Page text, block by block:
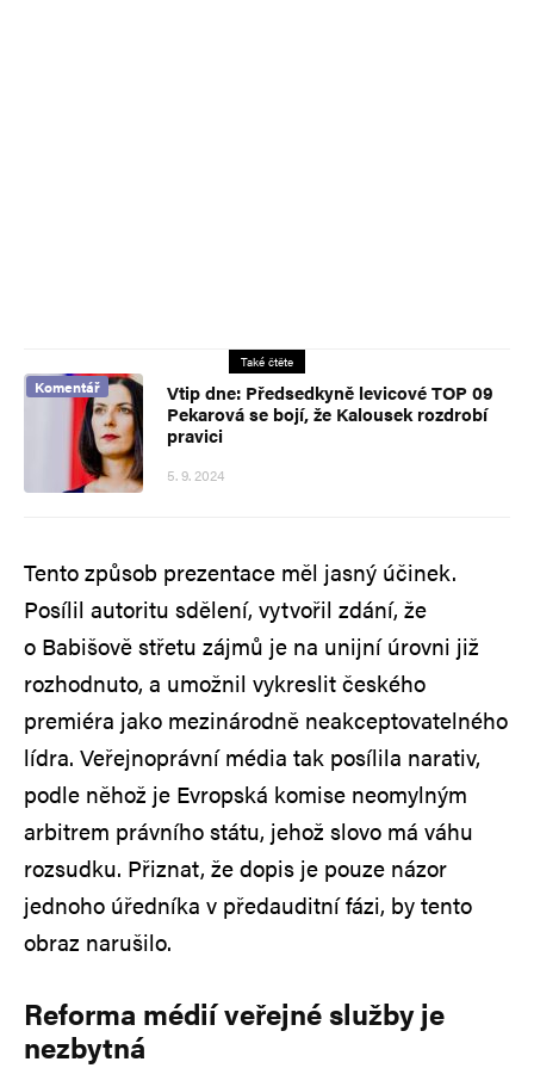
Také čtěte
Komentář
Vtip dne: Předsedkyně levicové TOP 09
Pekarová se bojí, že Kalousek rozdrobí
pravici
5. 9. 2024
Tento způsob prezentace měl jasný účinek.
Posílil autoritu sdělení, vytvořil zdání, že
o Babišově střetu zájmů je na unijní úrovni již
rozhodnuto, a umožnil vykreslit českého
premiéra jako mezinárodně neakceptovatelného
lídra. Veřejnoprávní média tak posílila narativ,
podle něhož je Evropská komise neomylným
arbitrem právního státu, jehož slovo má váhu
rozsudku. Přiznat, že dopis je pouze názor
jednoho úředníka v předauditní fázi, by tento
obraz narušilo.
Reforma médií veřejné služby je
nezbytná